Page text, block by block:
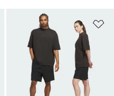
Favori Listesine Ekle